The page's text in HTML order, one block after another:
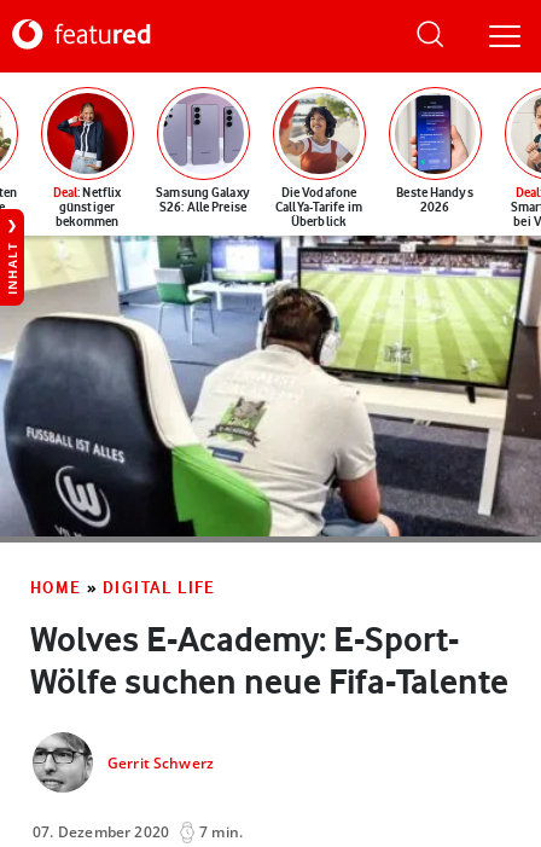
Deal: Netflix
günstiger
bekommen
Samsung Galaxy
S26: Alle Preise
Die Vodafone
CallYa-Tarife im
Überblick
Beste Handys
2026
Deal
bei
INHALT
HOME » DIGITAL LIFE
Wolves E-Academy: E-Sport-
Wölfe suchen neue Fifa-Talente
Gerrit Schwerz
07. Dezember 2020 7 min.